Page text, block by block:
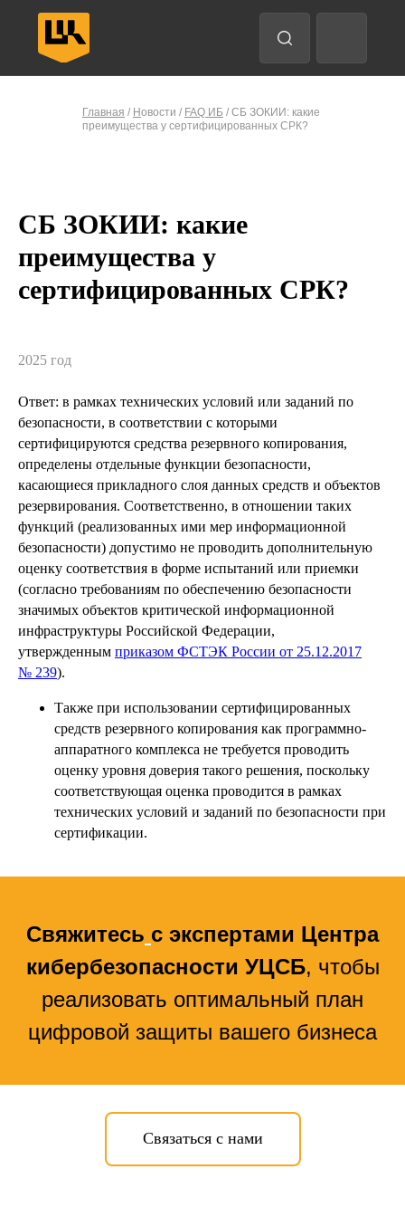
Главная / Новости / FAQ ИБ / СБ ЗОКИИ: какие
преимущества у сертифицированных СРК?
СБ ЗОКИИ: какие
преимущества у
сертифицированных СРК?
2025 год
Ответ: в рамках технических условий или заданий по
безопасности, в соответствии с которыми
сертифицируются средства резервного копирования,
определены отдельные функции безопасности,
касающиеся прикладного слоя данных средств и объектов
резервирования. Соответственно, в отношении таких
функций (реализованных ими мер информационной
безопасности) допустимо не проводить дополнительную
оценку соответствия в форме испытаний или приемки
(согласно требованиям по обеспечению безопасности
значимых объектов критической информационной
инфраструктуры Российской Федерации,
утвержденным приказом ФСТЭК России от 25.12.2017
№ 239).
Также при использовании сертифицированных
средств резервного копирования как программно-
аппаратного комплекса не требуется проводить
оценку уровня доверия такого решения, поскольку
соответствующая оценка проводится в рамках
технических условий и заданий по безопасности при
сертификации.
Свяжитесь с экспертами Центра
кибербезопасности УЦСБ, чтобы
реализовать оптимальный план
цифровой защиты вашего бизнеса
Связаться с нами